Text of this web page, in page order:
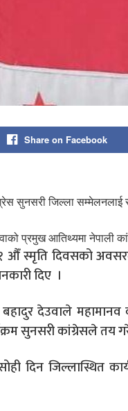
Share on Facebook
सुनसरी जिल्ला
प्रमुख आतिथ्यमा नेपाली
औँ स्मृति दिवसको
दिए ।
बहादुर देउवाले
सुनसरी कांग्रेसले तय
दिन जिल्लास्थित